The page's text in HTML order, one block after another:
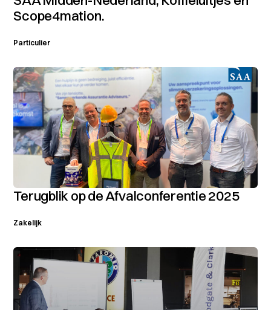
Scope4mation.
Particulier
Terugblik op de Afvalconferentie 2025
Zakelijk